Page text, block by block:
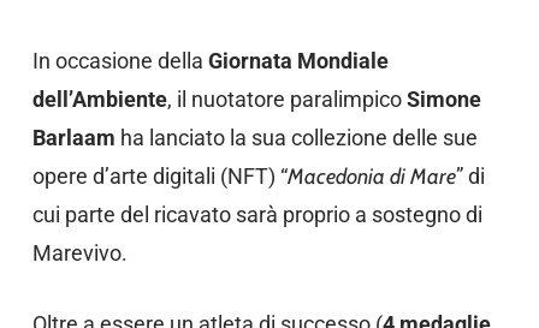
In occasione della Giornata Mondiale
dell’Ambiente, il nuotatore paralimpicoSimone
Barlaam ha lanciato la sua collezione delle sue
opere d’arte digitali (NFT) “Macedonia di Mare” di
cui parte del ricavato sarà proprio a sostegno di
Marevivo.